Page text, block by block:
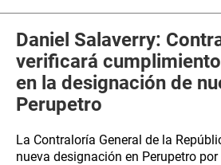
Daniel Salaverry:
verificará
en la designación de
Perupetro
La Contraloría General de la
nueva designación en Perupetro